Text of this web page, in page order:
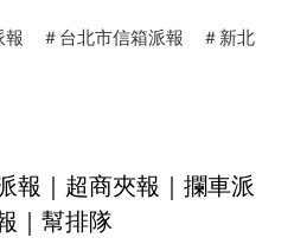
報 ＃台北市信箱派報 ＃新北
報｜超商夾報｜攔車派
｜幫排隊